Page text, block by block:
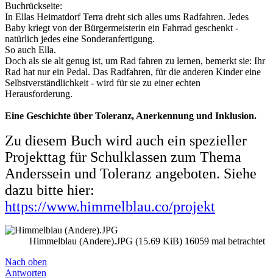
Buchrückseite:
In Ellas Heimatdorf Terra dreht sich alles ums Radfahren. Jedes
Baby kriegt von der Bürgermeisterin ein Fahrrad geschenkt -
natürlich jedes eine Sonderanfertigung.
So auch Ella.
Doch als sie alt genug ist, um Rad fahren zu lernen, bemerkt sie: Ihr
Rad hat nur ein Pedal. Das Radfahren, für die anderen Kinder eine
Selbstverständlichkeit - wird für sie zu einer echten
Herausforderung.
Eine Geschichte über Toleranz, Anerkennung und Inklusion.
Zu diesem Buch wird auch ein spezieller
Projekttag für Schulklassen zum Thema
Anderssein und Toleranz angeboten. Siehe
dazu bitte hier:
https://www.himmelblau.co/projekt
Himmelblau (Andere).JPG (15.69 KiB) 16059 mal betrachtet
Nach oben
Antworten